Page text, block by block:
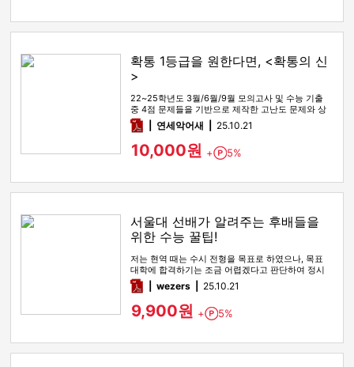
확통 1등급을 원한다면, <확통의 신
>
22~25학년도 3월/6월/9월 모의고사 및 수능 기출
중 4점 문제들을 기반으로 제작한 고난도 문제와 상
세한 해설
pdf연세악어새 25.10.21
10,000원 + Point
5%
서울대 선배가 알려주는 후배들을
위한 수능 꿀팁!
저는 현역 때는 수시 전형을 목표로 하였으나, 목표
대학에 합격하기는 조금 어렵겠다고 판단하여 정시
전형을 노리며 재수를 시…
pdfwezers 25.10.21
9,900원 + Point
5%